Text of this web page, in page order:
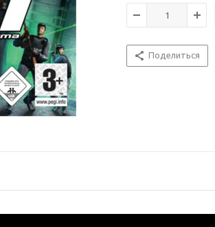
Поделиться